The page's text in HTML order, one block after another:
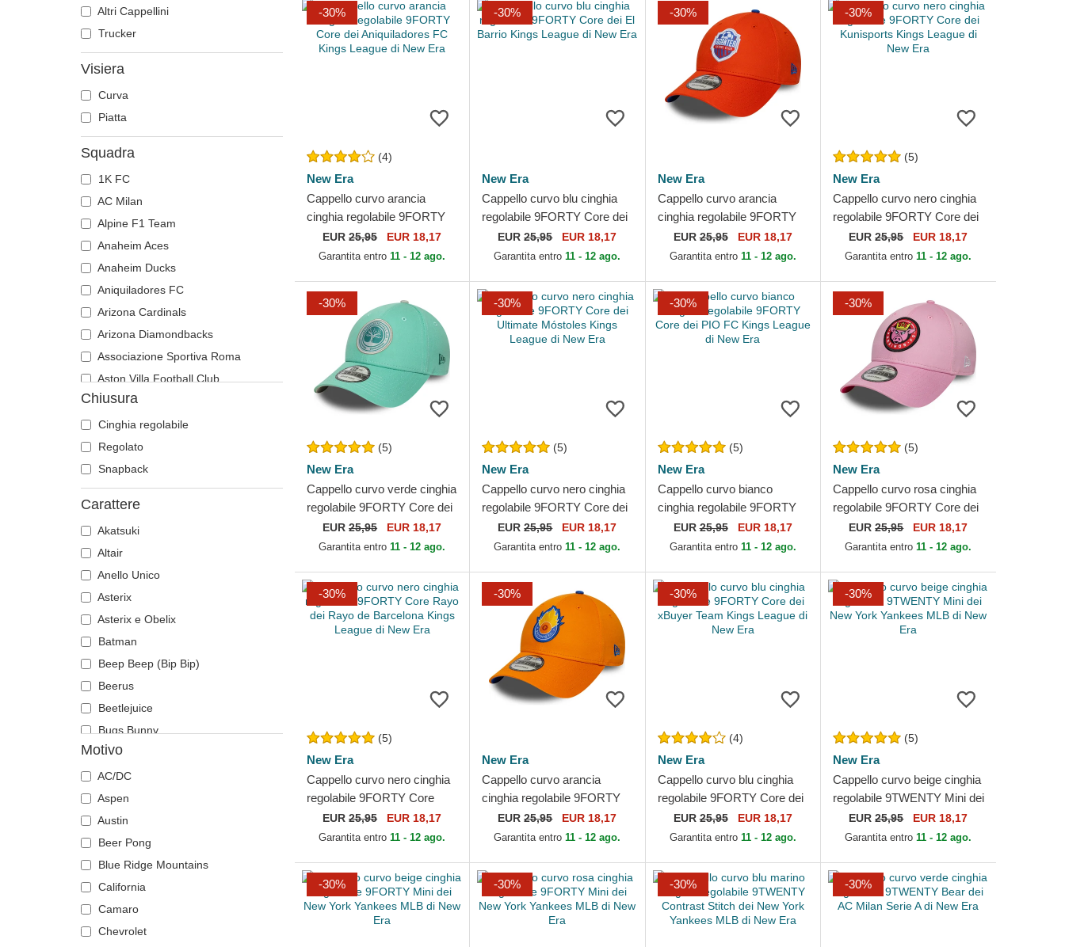
Pulcino
Rinoceronte
Rottweiler
Sciacallo
Scoiattolo
Scorpione
Squalo
T-Rex
Teschio
Tigre
Topo
Toro
Tucano
Unicorno
Volpe
Zebra
The Trucker
DC Comics
Disney
Dragon Ball
Famous
Fast & Furious
Gioco di Troni
Hip Hop Dogz
I Puffi
Il Signore degli Anelli
Kung Fu Panda
Looney Tunes
Lucky Luke
Motore
Musica
My Hero Academia
Naruto
NASA
Parchi Nazionali
Rick e Morty
Ritorno al futuro
Robot Grendizer
Altri Cappellini
Trucker
Visiera
Curva
Piatta
Squadra
1K FC
AC Milan
Alpine F1 Team
Anaheim Aces
Anaheim Ducks
Aniquiladores FC
Arizona Cardinals
Arizona Diamondbacks
Associazione Sportiva Roma
Aston Villa Football Club
Atlanta Braves
Atlanta Falcons
Boston Bruins
Boston Celtics
Boston Red Sox
Brooklyn Nets
Carolina Panthers
Chelsea Football Club
Chicago Bears
Chicago Blackhawks
Chicago Bulls
Chicago Cubs
Chicago White Sox
Cincinnati Bengals
Cincinnati Reds
Cleveland Browns
Cleveland Cavaliers
Cleveland Cubs
Dallas Cowboys
Dallas Mavericks
Denver Broncos
Denver Nuggets
Detroit Pistons
Detroit Red Wings
Detroit Tigers
Chiusura
Cinghia regolabile
Regolato
Snapback
Carattere
Akatsuki
Altair
Anello Unico
Asterix
Asterix e Obelix
Batman
Beep Beep (Bip Bip)
Beerus
Beetlejuice
Bugs Bunny
Capsule Corporation
Casa Targaryen
Chucky
Coyote
Daenerys Targaryen
Diavolo della Tasmania
DMC DeLorean
Donkey
Dracarys
Motivo
AC/DC
Aspen
Austin
Beer Pong
Blue Ridge Mountains
California
Camaro
Chevrolet
-30%
(4)
New Era
Cappello curvo arancia
cinghia regolabile 9FORTY
Core dei Aniquiladores FC
Kings League di New Era
EUR25,95 EUR 18,17
Garantita entro11 - 12 ago.
-30%
New Era
Cappello curvo blu cinghia
regolabile 9FORTY Core dei
El Barrio Kings League di
New Era
EUR25,95 EUR 18,17
Garantita entro11 - 12 ago.
-30%
New Era
Cappello curvo arancia
cinghia regolabile 9FORTY
Core dei Jijantes FC Kings
League di New Era
EUR25,95 EUR 18,17
Garantita entro 11 - 12 ago.
-30%
(5)
New Era
Cappello curvo nero cinghia
regolabile 9FORTY Core dei
Kunisports Kings League di
New Era
EUR25,95 EUR 18,17
Garantita entro11 - 12 ago.
-30%
(5)
New Era
Cappello curvo verde cinghia
regolabile 9FORTY Core dei
Los Troncos FC Kings
League di New Era
EUR25,95 EUR 18,17
Garantita entro11 - 12 ago.
-30%
(5)
New Era
Cappello curvo nero cinghia
regolabile 9FORTY Core dei
Ultimate Móstoles Kings
League di New Era
EUR25,95 EUR 18,17
Garantita entro11 - 12 ago.
-30%
(5)
New Era
Cappello curvo bianco
cinghia regolabile 9FORTY
Core dei PIO FC Kings
League di New Era
EUR25,95 EUR 18,17
Garantita entro 11 - 12 ago.
-30%
(5)
New Era
Cappello curvo rosa cinghia
regolabile 9FORTY Core dei
Porcinos FC Kings League di
New Era
EUR25,95 EUR 18,17
Garantita entro11 - 12 ago.
-30%
(5)
New Era
Cappello curvo nero cinghia
regolabile 9FORTY Core
Rayo dei Rayo de Barcelona
Kings League di New...
EUR25,95 EUR 18,17
Garantita entro11 - 12 ago.
-30%
New Era
Cappello curvo arancia
cinghia regolabile 9FORTY
Core dei Saiyans FC Kings
League di New Era
EUR25,95 EUR 18,17
Garantita entro11 - 12 ago.
-30%
(4)
New Era
Cappello curvo blu cinghia
regolabile 9FORTY Core dei
xBuyer Team Kings League
di New Era
EUR25,95 EUR 18,17
Garantita entro 11 - 12 ago.
-30%
(5)
New Era
Cappello curvo beige cinghia
regolabile 9TWENTY Mini dei
New York Yankees MLB di
New Era
EUR25,95 EUR 18,17
Garantita entro11 - 12 ago.
-30% -30% -30% -30%